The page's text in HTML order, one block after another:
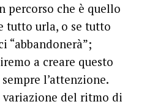
percorso che è quello
tutto urla, o se tutto
“abbandonerà”;
a creare questo
l’attenzione.
del ritmo di